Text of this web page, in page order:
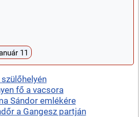
11
fő a vacsora
Sándor emlékére
a Gangesz partján